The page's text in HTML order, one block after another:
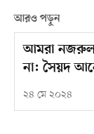
আরও পড়ুন
আমরা
না: সৈয়দ
২৪ মে ২০২৪